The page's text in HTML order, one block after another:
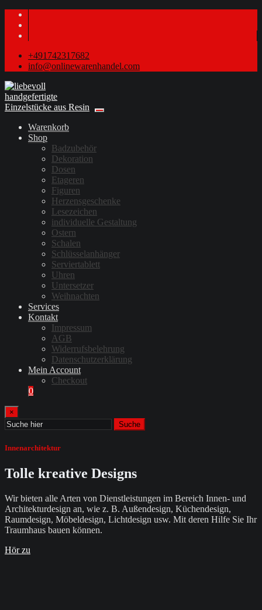
+491742317682
info@onlinewarenhandel.com
Warenkorb
Shop
Badzubehör
Dekoration
Dosen
Etageren
Figuren
Herzensgeschenke
Lesezeichen
individuelle Gestaltung
Ostern
Schalen
Schlüsselanhänger
Serviertablett
Uhren
Untersetzer
Weihnachten
Services
Kontakt
Impressum
AGB
Widerrufsbelehrung
Datenschutzerklärung
Mein Account
Checkout
0
×
Suche
Innenarchitektur
Tolle kreative Designs
Wir bieten alle Arten von Dienstleistungen im Bereich Innen- und
Architekturdesign an, wie z. B. Außendesign, Küchendesign,
Raumdesign, Möbeldesign, Lichtdesign usw. Mit deren Hilfe Sie Ihr
Traumhaus bauen können.
Hör zu